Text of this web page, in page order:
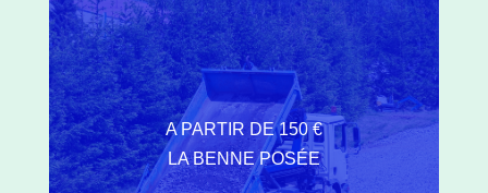
A PARTIR DE 150 €
LA BENNE POSÉE